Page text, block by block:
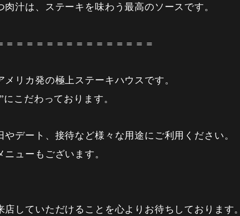
肉汁は、ステーキを味わう最高のソースです。
＝＝＝＝＝＝＝＝＝＝＝＝＝＝＝
メリカ発の極上ステーキハウスです。
こだわっております。
やデート、接待など様々な用途にご利用ください。
ューもございます。
店していただけることを心よりお待ちしております。